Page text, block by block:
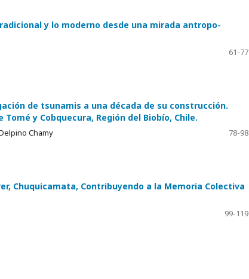
y lo moderno desde una mirada antropo-
61-77
de tsunamis a una década de su construcción.
y Cobquecura, Región del Biobío, Chile.
Chamy
78-98
Chuquicamata, Contribuyendo a la Memoria Colectiva
99-119